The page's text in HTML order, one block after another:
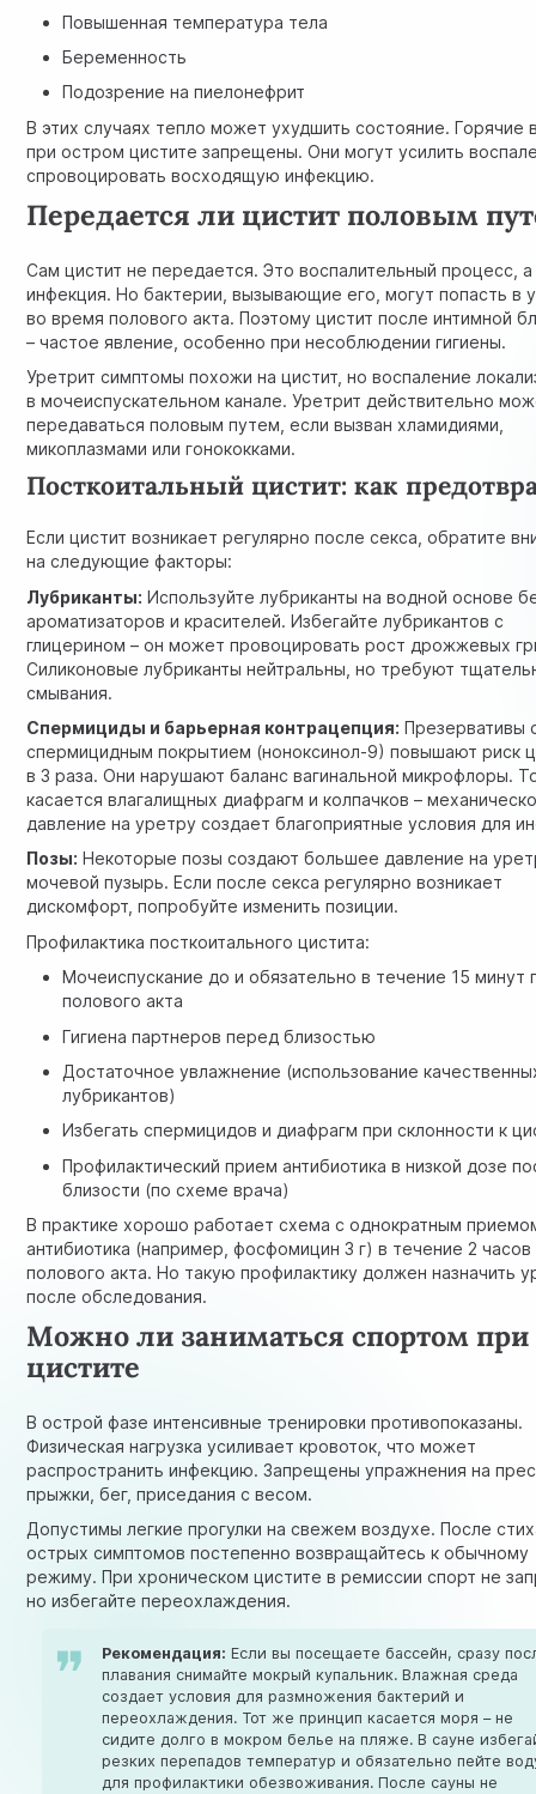
Повышенная температура тела
Беременность
Подозрение на пиелонефрит
В этих случаях тепло может ухудшить состояние. Горячие
при остром цистите запрещены. Они могут усилить
спровоцировать восходящую инфекцию.
Передается ли цистит половым
Сам цистит не передается. Это воспалительный процесс,
инфекция. Но бактерии, вызывающие его, могут попасть в
во время полового акта. Поэтому цистит после интимной
– частое явление, особенно при несоблюдении гигиены.
Уретрит симптомы похожи на цистит, но воспаление
в мочеиспускательном канале. Уретрит действительно
передаваться половым путем, если вызван хламидиями,
микоплазмами или гонококками.
Посткоитальный цистит: как
Если цистит возникает регулярно после секса, обратите
на следующие факторы:
Лубриканты: Используйте лубриканты на водной основе
ароматизаторов и красителей. Избегайте лубрикантов с
глицерином – он может провоцировать рост дрожжевых
Силиконовые лубриканты нейтральны, но требуют
смывания.
Спермициды и барьерная контрацепция: Презервативы
спермицидным покрытием (ноноксинол-9) повышают риск
в 3 раза. Они нарушают баланс вагинальной микрофлоры.
касается влагалищных диафрагм и колпачков –
давление на уретру создает благоприятные условия для
Позы: Некоторые позы создают большее давление на
мочевой пузырь. Если после секса регулярно возникает
дискомфорт, попробуйте изменить позиции.
Профилактика посткоитального цистита:
Мочеиспускание до и обязательно в течение 15 минут
полового акта
Гигиена партнеров перед близостью
Достаточное увлажнение (использование
лубрикантов)
Избегать спермицидов и диафрагм при склонности к
Профилактический прием антибиотика в низкой дозе
близости (по схеме врача)
В практике хорошо работает схема с однократным
антибиотика (например, фосфомицин 3 г) в течение 2
полового акта. Но такую профилактику должен назначить
после обследования.
Можно ли заниматься спортом при
цистите
В острой фазе интенсивные тренировки противопоказаны.
Физическая нагрузка усиливает кровоток, что может
распространить инфекцию. Запрещены упражнения на
прыжки, бег, приседания с весом.
Допустимы легкие прогулки на свежем воздухе. После
острых симптомов постепенно возвращайтесь к обычному
режиму. При хроническом цистите в ремиссии спорт не
но избегайте переохлаждения.
Рекомендация: Если вы посещаете бассейн, сразу
плавания снимайте мокрый купальник. Влажная среда
создает условия для размножения бактерий и
переохлаждения. Тот же принцип касается моря – не
сидите долго в мокром белье на пляже. В сауне
резких перепадов температур и обязательно пейте
для профилактики обезвоживания. После сауны не